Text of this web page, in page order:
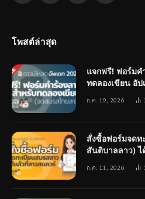
โพสต์ล่าสุด
แจกฟรี! ฟอร์มค
ทดลองเขียน อัป
ก.ค. 19, 2026
สั่งซื้อฟอร์มจดท
สันติบาลลาว)
ก.ค. 11, 2026